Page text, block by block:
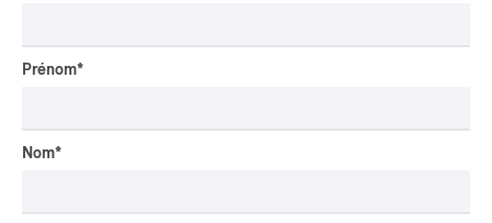
CLASSIQUE OCCIDENTAL/
portée par des voix
Prénom*
Nom*